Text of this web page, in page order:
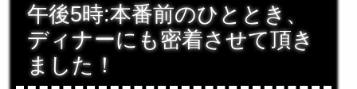
午後5時:本番前のひととき、
ディナーにも密着させて頂き
ました！